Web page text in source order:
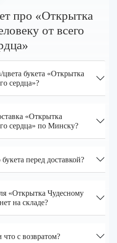
про «Открытка
от всего
букета «Открытка
сердца»?
«Открытка
сердца» по Минску?
перед доставкой?
«Открытка Чудесному
на складе?
с возвратом?